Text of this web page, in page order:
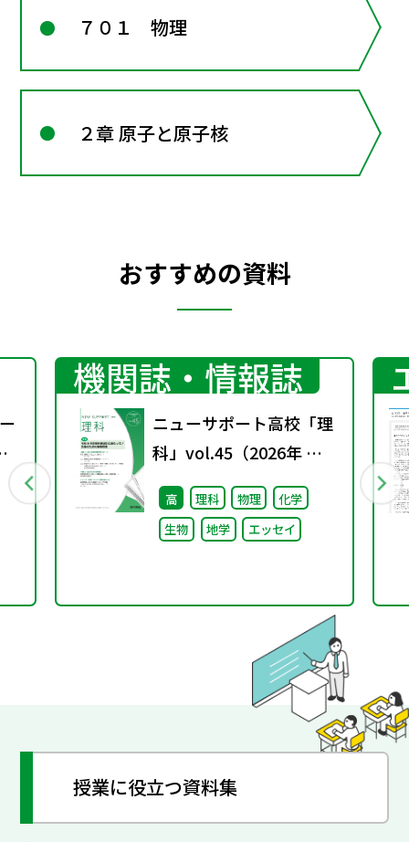
７０１ 物理
２章 原子と原子核
おすすめの資料
機関誌・情報誌
ニューサポート高校「理
科」vol.45（2026年 春
号）
高 理科 物理
化学
生物
地学 エッセイ
授業に役立つ資料集